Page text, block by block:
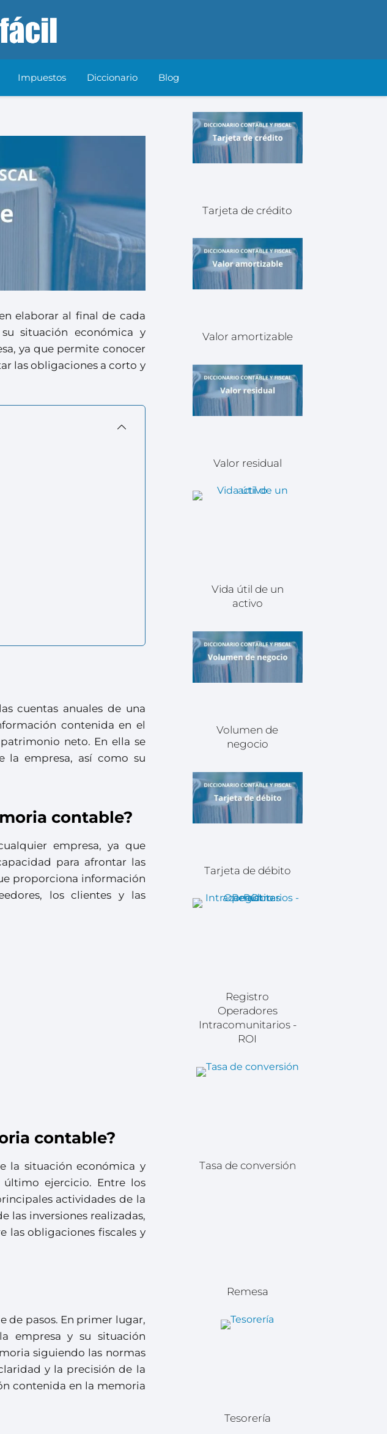
Impuestos Diccionario Blog
elaborar al final de cada
situación económica y
ya que permite conocer
las obligaciones a corto y
cuentas anuales de una
contenida en el
neto. En ella se
la empresa, así como su
contable?
empresa, ya que
para afrontar las
proporciona información
los clientes y las
contable?
la situación económica y
ejercicio. Entre los
actividades de la
las inversiones realizadas,
las obligaciones fiscales y
de pasos. En primer lugar,
empresa y su situación
siguiendo las normas
y la precisión de la
contenida en la memoria
Tarjeta de crédito
Valor amortizable
Valor residual
Vida útil de un
activo
Volumen de
negocio
Tarjeta de débito
Registro
Operadores
Intracomunitarios -
ROI
Tasa de conversión
Remesa
Tesorería